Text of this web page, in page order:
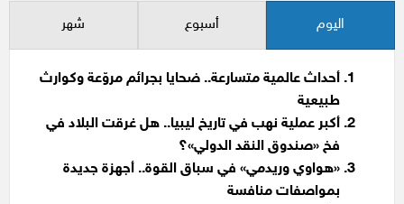
اليوم أسبوع شهر
أحداث عالمية متسارعة.. ضحايا بجرائم مروّعة وكوارث
طبيعية
أكبر عملية نهب في تاريخ ليبيا.. هل غرقت البلاد في
فخ «صندوق النقد الدولي»؟
«هواوي وريدمي» في سباق القوة.. أجهزة جديدة
بمواصفات منافسة